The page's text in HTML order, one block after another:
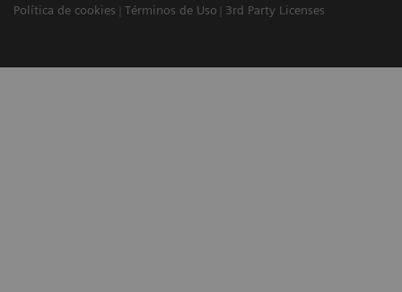
Política de cookies
Términos de Uso 3rd Party Licenses